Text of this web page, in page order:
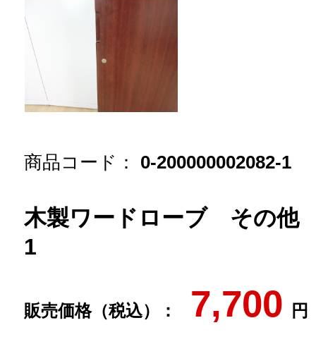
商品コード： 0-200000002082-1
木製ワードローブ その他
1
販売価格（税込）： 7,700 円